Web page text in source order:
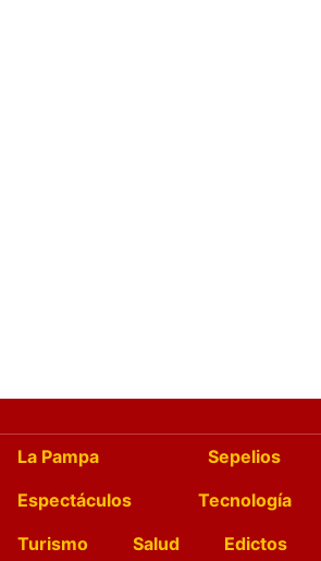
La Pampa Sepelios
Espectáculos
Tecnología
Turismo
Salud Edictos